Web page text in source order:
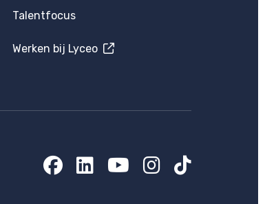
Talentfocus
Werken bij Lyceo
Facebook
LinkedIn
YouTube
Instagram
TikTok